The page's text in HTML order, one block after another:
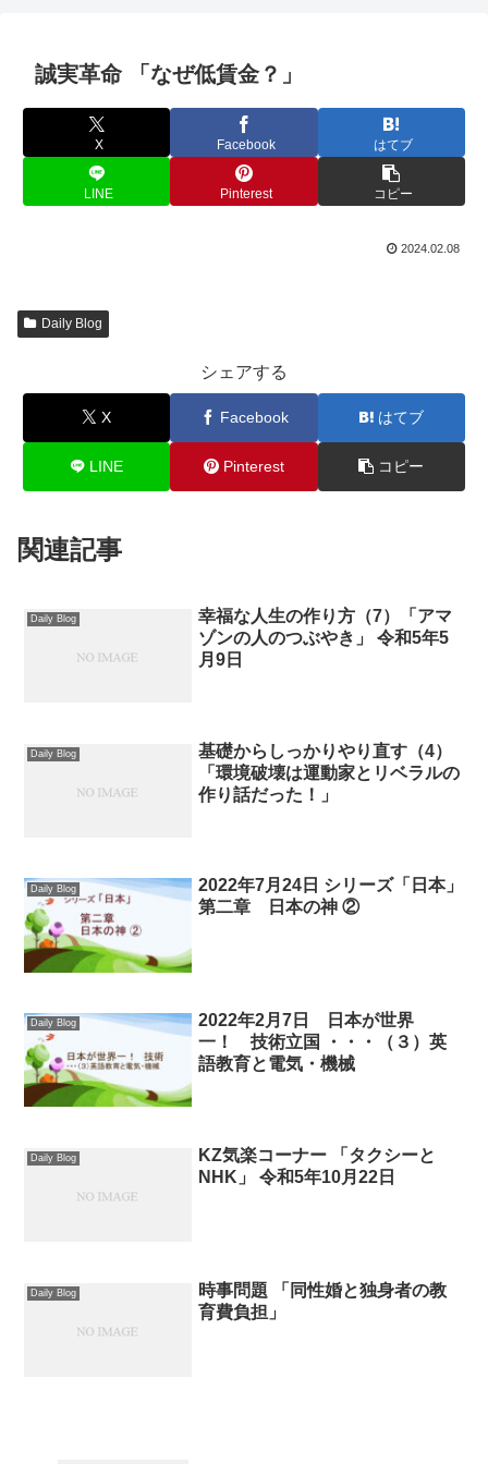
誠実革命 「なぜ低賃金？」
X Facebook はてブ
LINE Pinterest コピー
2024.02.08
Daily Blog
シェアする
X Facebook はてブ
LINE Pinterest コピー
関連記事
Daily Blog
幸福な人生の作り方（7）「アマ
ゾンの人のつぶやき」 令和5年5
月9日
Daily Blog
基礎からしっかりやり直す（4）
「環境破壊は運動家とリベラルの
作り話だった！」
Daily Blog
2022年7月24日 シリーズ「日本」
第二章 日本の神 ②
Daily Blog
2022年2月7日 日本が世界
一！ 技術立国 ・・・（３）英
語教育と電気・機械
Daily Blog
KZ気楽コーナー 「タクシーと
NHK」 令和5年10月22日
Daily Blog
時事問題 「同性婚と独身者の教
育費負担」